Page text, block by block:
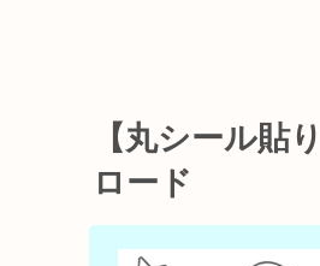
【丸シール貼
ロード